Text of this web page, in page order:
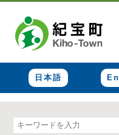
日本語